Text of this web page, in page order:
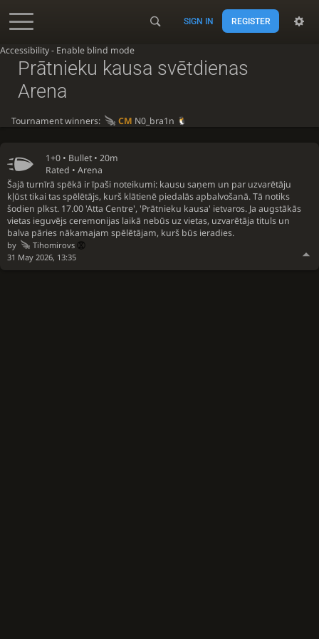
Accessibility - Enable blind mode
SIGN IN REGISTER
1+0 • Bullet • 20m
Rated • Arena
Šajā turnīrā spēkā ir īpaši noteikumi: kausu saņem un par uzvarētāju
kļūst tikai tas spēlētājs, kurš klātienē piedalās apbalvošanā. Tā notiks
šodien plkst. 17.00 'Atta Centre', 'Prātnieku kausa' ietvaros. Ja augstākās
vietas ieguvējs ceremonijas laikā nebūs uz vietas, uzvarētāja tituls un
balva pāries nākamajam spēlētājam, kurš būs ieradies.
by
Tihomirovs
31 May 2026, 13:35
Prātnieku kausa svētdienas
Arena
Tournament winners: CM N0_bra1n